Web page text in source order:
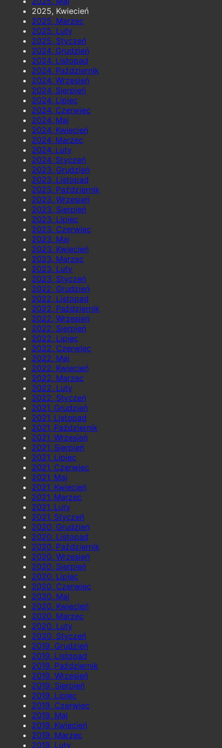
2025, Kwiecień
2025, Marzec
2025, Luty
2025, Styczeń
2024, Grudzień
2024, Listopad
2024, Październik
2024, Wrzesień
2024, Sierpień
2024, Lipiec
2024, Czerwiec
2024, Maj
2024, Kwiecień
2024, Marzec
2024, Luty
2024, Styczeń
2023, Grudzień
2023, Listopad
2023, Październik
2023, Wrzesień
2023, Sierpień
2023, Lipiec
2023, Czerwiec
2023, Maj
2023, Kwiecień
2023, Marzec
2023, Luty
2023, Styczeń
2022, Grudzień
2022, Listopad
2022, Październik
2022, Wrzesień
2022, Sierpień
2022, Lipiec
2022, Czerwiec
2022, Maj
2022, Kwiecień
2022, Marzec
2022, Luty
2022, Styczeń
2021, Grudzień
2021, Listopad
2021, Październik
2021, Wrzesień
2021, Sierpień
2021, Lipiec
2021, Czerwiec
2021, Maj
2021, Kwiecień
2021, Marzec
2021, Luty
2021, Styczeń
2020, Grudzień
2020, Listopad
2020, Październik
2020, Wrzesień
2020, Sierpień
2020, Lipiec
2020, Czerwiec
2020, Maj
2020, Kwiecień
2020, Marzec
2020, Luty
2020, Styczeń
2019, Grudzień
2019, Listopad
2019, Październik
2019, Wrzesień
2019, Sierpień
2019, Lipiec
2019, Czerwiec
2019, Maj
2019, Kwiecień
2019, Marzec
2019, Luty